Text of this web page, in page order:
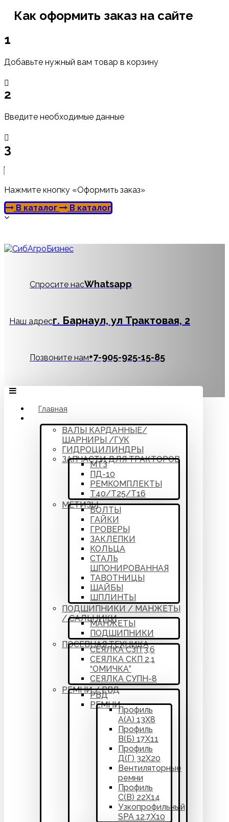
Как оформить заказ на сайте
1
Добавьте нужный вам товар в корзину
2
Введите необходимые данные
3
Нажмите кнопку «Оформить заказ»
В каталог
В каталог
Спросите насWhatsapp
Наш адресг. Барнаул, ул Трактовая, 2
Позвоните нам‪+7-905-925-15-85
Главная
ВАЛЫ КАРДАННЫЕ/
ШАРНИРЫ /ГУК
ГИДРОЦИЛИНДРЫ
ЗАПЧАСТИ ДЛЯ ТРАКТОРОВ
МТЗ
ПД-10
РЕМКОМПЛЕКТЫ
Т40/Т25/Т16
МЕТИЗЫ
БОЛТЫ
ГАЙКИ
ГРОВЕРЫ
ЗАКЛЕПКИ
КОЛЬЦА
СТАЛЬ
ШПОНИРОВАННАЯ
ТАВОТНИЦЫ
ШАЙБЫ
ШПЛИНТЫ
ПОДШИПНИКИ / МАНЖЕТЫ
/ САЛЬНИКИ
МАНЖЕТЫ
ПОДШИПНИКИ
ПОСЕВНАЯ ТЕХНИКА
СЕЯЛКА СЗП 3,6
СЕЯЛКА СКП 2,1
“ОМИЧКА”
СЕЯЛКА СУПН-8
РЕМНИ / РВД
РВД
РЕМНИ
Профиль
А(А) 13Х8
Профиль
В(Б) 17Х11
Профиль
Д(Г) 32Х20
Вентиляторные
ремни
Профиль
С(В) 22Х14
Узкопрофильный
SPA 12,7Х10